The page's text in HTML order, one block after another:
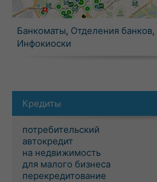
Банкоматы, Отделения банков,
Инфокиоски
Кредиты
потребительский
автокредит
на недвижимость
для малого бизнеса
перекредитование